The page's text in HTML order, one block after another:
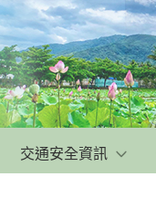
交通安全資訊